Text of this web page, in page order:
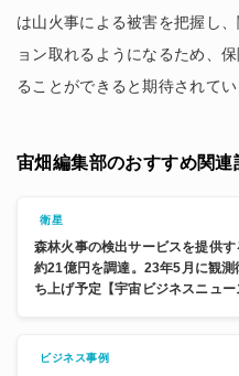
は山火事による被害を把握し
ョン取れるようになるため、
ることができると期待されてい
宙畑編集部のおすすめ関連
衛星
森林火事の検出サービスを提供
約21億円を調達。23年5月に観測
ち上げ予定【宇宙ビジネスニュー
ビジネス事例